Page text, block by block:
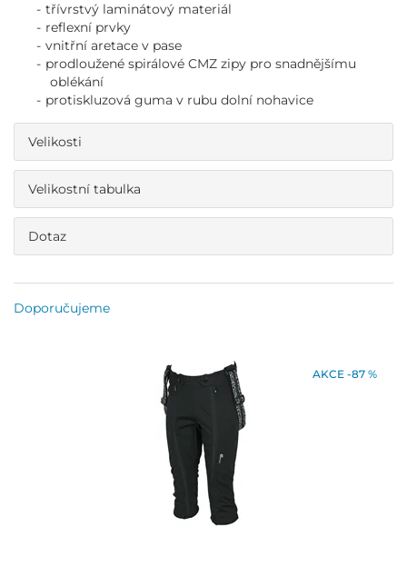
třívrstvý laminátový materiál
reflexní prvky
vnitřní aretace v pase
prodloužené spirálové CMZ zipy pro snadnějšímu
oblékání
protiskluzová guma v rubu dolní nohavice
Velikosti
Velikostní tabulka
Dotaz
Doporučujeme
AKCE -87 %